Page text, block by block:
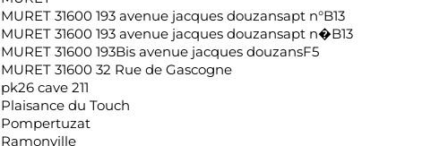
MURET 31600 193 avenue jacques douzansapt n°B13
MURET 31600 193 avenue jacques douzansapt n�B13
MURET 31600 193Bis avenue jacques douzansF5
MURET 31600 32 Rue de Gascogne
pk26 cave 211
Plaisance du Touch
Pompertuzat
Ramonville